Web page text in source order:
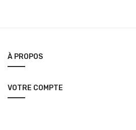
À PROPOS
VOTRE COMPTE